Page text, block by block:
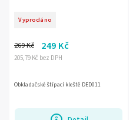
Vyprodáno
205,79 Kč bez DPH
269 Kč 249 Kč
Obkladačské štípací kleště DED011